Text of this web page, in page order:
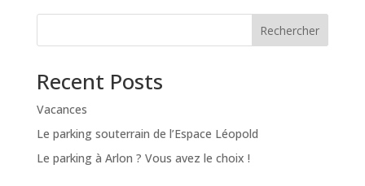
Rechercher
Recent Posts
Vacances
Le parking souterrain de l’Espace Léopold
Le parking à Arlon ? Vous avez le choix !